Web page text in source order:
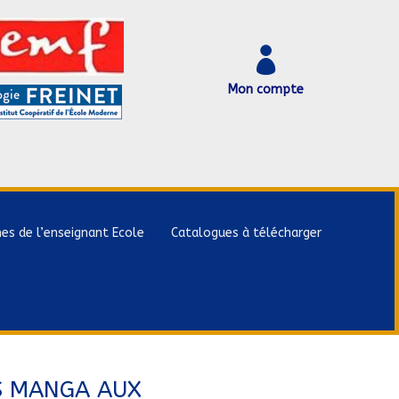

Mon compte
de l’enseignant Ecole Catalogues à télécharger
MANGA AUX